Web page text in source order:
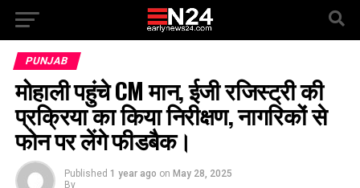
PUNJAB
मोहाली पहुंचे CM मान, ईजी रजिस्ट्री की
प्रक्रिया का किया निरीक्षण, नागरिकों से
फोन पर लेंगे फीडबैक।
Published 1 year ago on May 28, 2025
By